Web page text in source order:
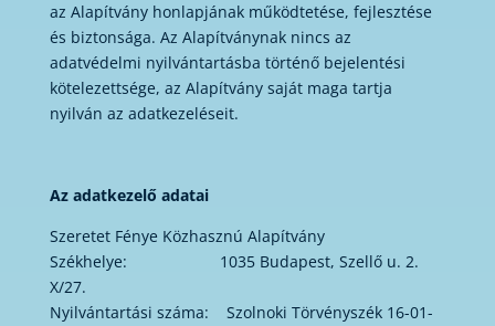
az Alapítvány honlapjának működtetése, fejlesztése
és biztonsága. Az Alapítványnak nincs az
adatvédelmi nyilvántartásba történő bejelentési
kötelezettsége, az Alapítvány saját maga tartja
nyilván az adatkezeléseit.
Az adatkezelő adatai
Szeretet Fénye Közhasznú Alapítvány
Székhelye: 1035 Budapest, Szellő u. 2.
X/27.
Nyilvántartási száma: Szolnoki Törvényszék 16-01-